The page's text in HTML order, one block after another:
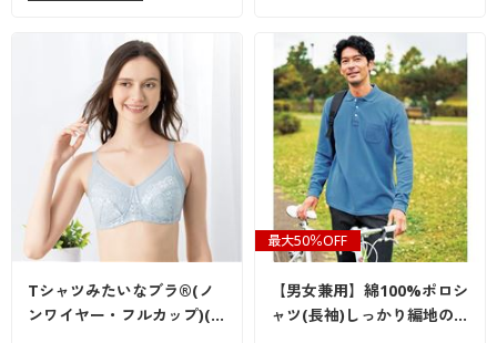
Tシャツみたいなブラ®(ノ
ンワイヤー・フルカップ)(…
最大50％OFF
【男女兼用】綿100%ポロシ
ャツ(長袖)しっかり編地の…